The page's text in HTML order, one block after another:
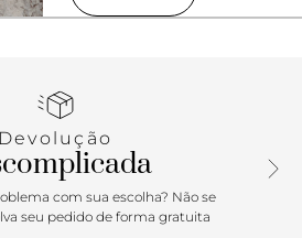
Devolução
com sua escolha? Não se
seu pedido de forma gratuita